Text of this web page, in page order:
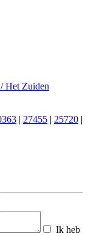
Het Zuiden
| 27455 | 25720 |
Ik heb